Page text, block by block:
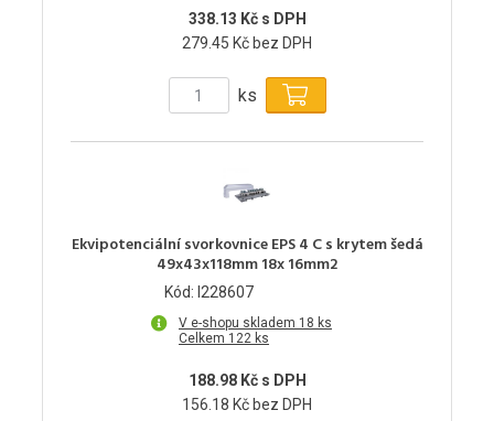
338.13 Kč s DPH
279.45 Kč bez DPH
ks
Ekvipotenciální svorkovnice EPS 4 C s krytem šedá
49x43x118mm 18x 16mm2
Kód: I228607
V e-shopu skladem 18 ks
Celkem 122 ks
188.98 Kč s DPH
156.18 Kč bez DPH